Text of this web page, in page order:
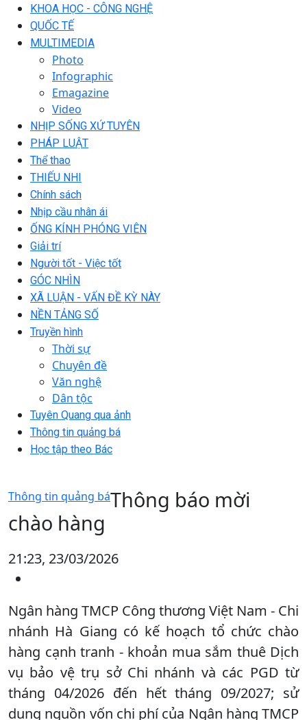
KHOA HỌC - CÔNG NGHỆ
QUỐC TẾ
MULTIMEDIA
Photo
Infographic
Emagazine
Video
NHỊP SỐNG XỨ TUYÊN
PHÁP LUẬT
Thể thao
THIẾU NHI
Chính sách
Nhịp cầu nhân ái
ỐNG KÍNH PHÓNG VIÊN
Giải trí
Người tốt - Việc tốt
GÓC NHÌN
XÃ LUẬN - VẤN ĐỀ KỲ NÀY
NỀN TẢNG SỐ
Truyền hình
Thời sự
Chuyên đề
Văn nghệ
Dân tộc
Tuyên Quang qua ảnh
Thông tin quảng bá
Học tập theo Bác
Thông tin quảng báThông báo mời
chào hàng
21:23, 23/03/2026
Ngân hàng TMCP Công thương Việt Nam - Chi
nhánh Hà Giang có kế hoạch tổ chức chào
hàng cạnh tranh - khoản mua sắm thuê Dịch
vụ bảo vệ trụ sở Chi nhánh và các PGD từ
tháng 04/2026 đến hết tháng 09/2027; sử
dụng nguồn vốn chi phí của Ngân hàng TMCP